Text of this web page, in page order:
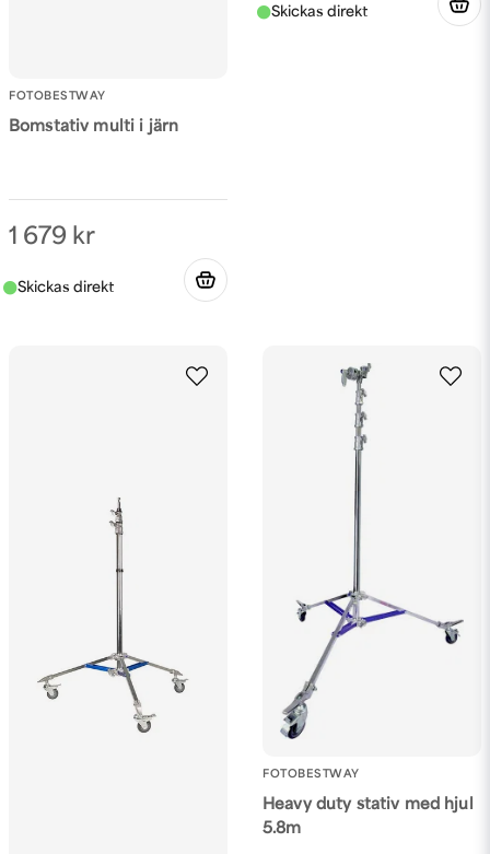
FOTOBESTWAY
Bomstativ multi i järn
1 679 kr
FOTOBESTWAY
Heavy duty stativ med hjul
5.8m